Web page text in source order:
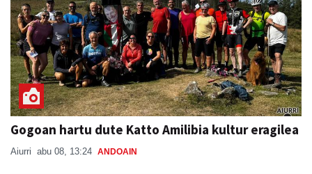
Gogoan hartu dute Katto Amilibia kultur eragilea
Aiurri abu 08, 13:24 ANDOAIN